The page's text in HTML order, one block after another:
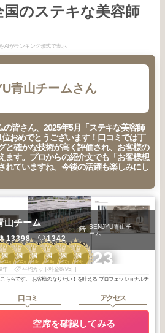
国のステキな美容師
AIがランキング形式で表示
青山チームさん
の皆さん、2025年5月「ステキな美容師
おめでとうございます！口コミでは丁
と確かな技術が高く評価され、お客様の
ます。プロからの紹介文でも「お客様想
れていますね。今後の活躍も楽しみにし
1
国
年11
1
全国
2025年10月
1
全国
2025年 9月
1
全国
2025年 8月
1
全国
2025年 7月
1
全国
2025年 6月+23
山チーム
13398 1342
SENJYU青山チ
ーム
年
平均カット料金8795円
プロフェッショナルチ
口コミ アクセス
空席を確認してみる